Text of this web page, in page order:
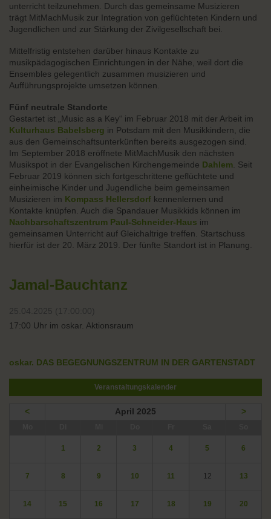
unterricht teilzunehmen. Durch das gemeinsame Musizieren
trägt MitMachMusik zur Integration von geflüchteten Kindern und
Jugendlichen und zur Stärkung der Zivilgesellschaft bei.
Mittelfristig entstehen darüber hinaus Kontakte zu
musikpädagogischen Einrichtungen in der Nähe, weil dort die
Ensembles gelegentlich zusammen musizieren und
Aufführungsprojekte umsetzen können.
Fünf neutrale Standorte
Gestartet ist „Music as a Key“ im Februar 2018 mit der Arbeit im
Kulturhaus Babelsberg in Potsdam mit den Musikkindern, die
aus den Gemeinschaftsunterkünften bereits ausgezogen sind.
Im September 2018 eröffnete MitMachMusik den nächsten
Musikspot in der Evangelischen Kirchengemeinde Dahlem . Seit
Februar 2019 können sich fortgeschrittene geflüchtete und
einheimische Kinder und Jugendliche beim gemeinsamen
Musizieren im Kompass Hellersdorf kennenlernen und
Kontakte knüpfen. Auch die Spandauer Musikkids können im
Nachbarschaftszentrum Paul-Schneider-Haus im
gemeinsamen Unterricht auf Gleichaltrige treffen. Startschuss
hierfür ist der 20. März 2019. Der fünfte Standort ist in Planung.
Jamal-Bauchtanz
25.04.2025 (17:00:00)
17:00 Uhr im oskar. Aktionsraum
oskar. DAS BEGEGNUNGSZENTRUM IN DER GARTENSTADT
Veranstaltungskalender
< April 2025 >
1 2 3 4 5 6
7 8 9 10 11 12 13
14 15 16 17 18 19 20